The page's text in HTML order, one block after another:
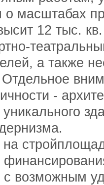
о масштабах
12 тыс.
а также
Отдельное
-
с возможным